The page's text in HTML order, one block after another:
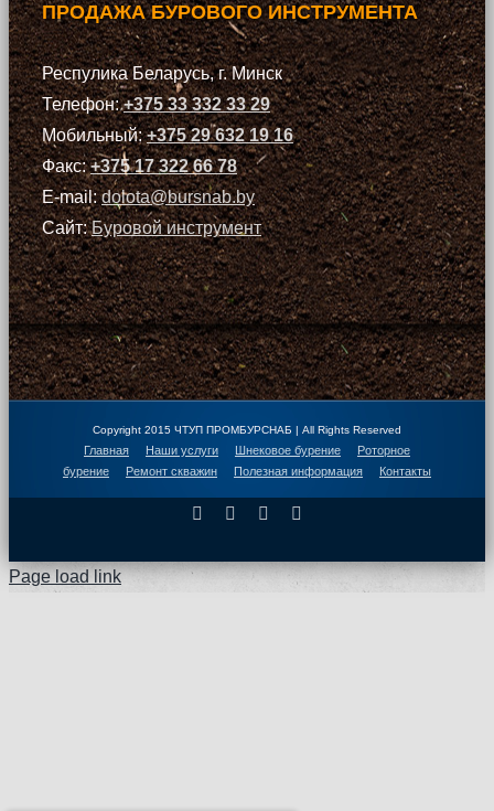
ПРОДАЖА БУРОВОГО ИНСТРУМЕНТА
Респулика Беларусь, г. Минск
Телефон:+375 33 332 33 29
Мобильный:+375 29 632 19 16
Факс:+375 17 322 66 78
E-mail:dolota@bursnab.by
Сайт:Буровой инструмент
Copyright 2015 ЧТУП ПРОМБУРСНАБ | All Rights Reserved
Главная Наши услуги Шнековое бурение
Роторное
бурение
Ремонт скважин Полезная информация Контакты
Facebook Instagram
Page load link